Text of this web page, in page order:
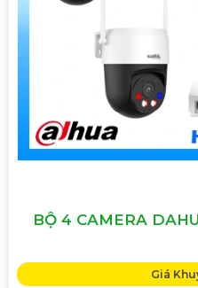
BỘ 4 CAMERA
Giá